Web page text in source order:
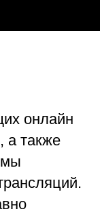
онлайн
а также
мы